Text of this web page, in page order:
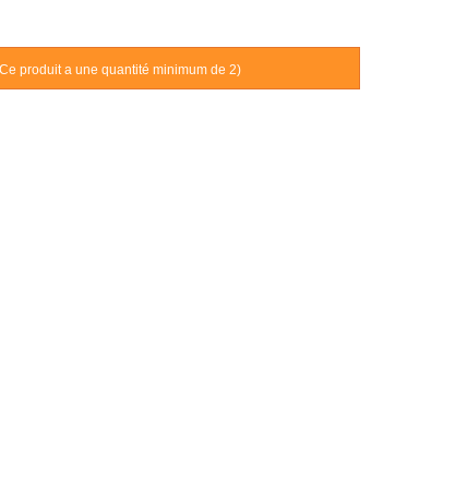
produit a une quantité minimum de 2)